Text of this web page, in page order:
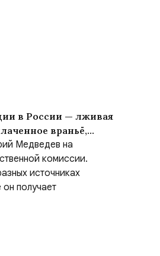
в России — лживая
враньё,
Медведев на
комиссии.